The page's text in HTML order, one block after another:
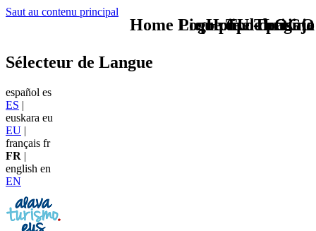
Saut au contenu principal
TU - LOGO
Sélecteur de Langue
español es
ES |
euskara eu
EU |
français fr
FR |
english en
EN
que tipo de viaje
Home Logo pie de página
Pie Home Turismo